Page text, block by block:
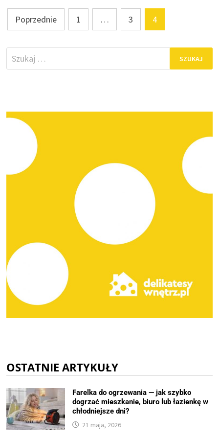
Stronicowanie
wpisów
Poprzednie 1 … 3 4
Szukaj:
OSTATNIE ARTYKUŁY
Farelka do ogrzewania — jak szybko
dogrzać mieszkanie, biuro lub łazienkę w
chłodniejsze dni?
21 maja, 2026